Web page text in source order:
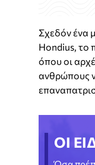
Σχεδόν ένα
Hondius, το
όπου οι
ανθρώπους
ΟΙ